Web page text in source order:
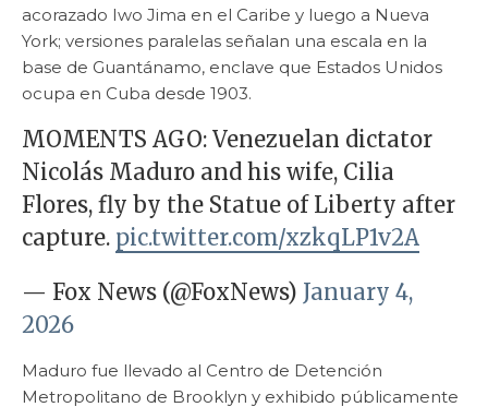
acorazado Iwo Jima en el Caribe y luego a Nueva
York; versiones paralelas señalan una escala en la
base de Guantánamo, enclave que Estados Unidos
ocupa en Cuba desde 1903.
MOMENTS AGO: Venezuelan dictator
Nicolás Maduro and his wife, Cilia
Flores, fly by the Statue of Liberty after
capture. pic.twitter.com/xzkqLP1v2A
— Fox News (@FoxNews) January 4,
2026
Maduro fue llevado al Centro de Detención
Metropolitano de Brooklyn y exhibido públicamente